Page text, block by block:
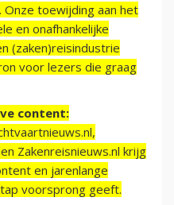
toewijding aan het
en onafhankelijke
(zaken)reisindustrie
voor lezers die graag
content:
Zakenreisnieuws.nl krijg
en jarenlange
voorsprong geeft.